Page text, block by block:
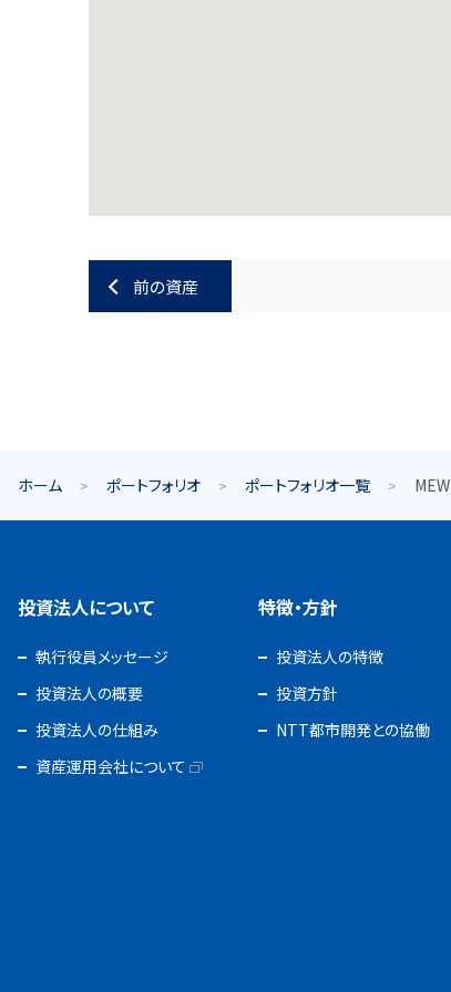
前の資産
ホーム ポートフォリオ ポートフォリオ一覧 MEW
投資法人について
執行役員メッセージ
投資法人の概要
投資法人の仕組み
資産運用会社について
特徴・方針
投資法人の特徴
投資方針
NTT都市開発との協働